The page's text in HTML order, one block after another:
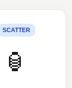
SCATTER
🏮